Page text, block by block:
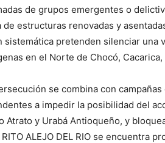
de grupos emergentes o
de estructuras renovadas y
sistemática pretenden silenciar una
en el Norte de Chocó,
se combina con
a impedir la posibilidad del
Atrato y Urabá Antioqueño, y
ALEJO DEL RIO se encuentra